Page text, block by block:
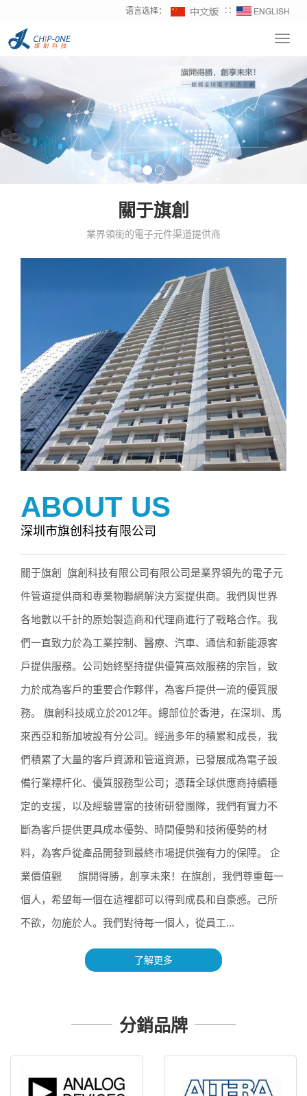
语言选择： ∷
關于旗創
業界領銜的電子元件渠道提供商
ABOUT US
深圳市旗创科技有限公司
關于旗創 旗創科技有限公司有限公司是業界領先的電子元
件管道提供商和專業物聯網解決方案提供商。我們與世界
各地數以千計的原始製造商和代理商進行了戰略合作。我
們一直致力於為工業控制、醫療、汽車、通信和新能源客
戶提供服務。公司始終堅持提供優質高效服務的宗旨，致
力於成為客戶的重要合作夥伴，為客戶提供一流的優質服
務。 旗創科技成立於2012年。總部位於香港，在深圳、馬
來西亞和新加坡設有分公司。經過多年的積累和成長，我
們積累了大量的客戶資源和管道資源，已發展成為電子設
備行業標杆化、優質服務型公司；憑藉全球供應商持續穩
定的支援，以及經驗豐富的技術研發團隊，我們有實力不
斷為客戶提供更具成本優勢、時間優勢和技術優勢的材
料，為客戶從產品開發到最終市場提供強有力的保障。 企
業價值觀 旗開得勝，創享未來！在旗創，我們尊重每一
個人，希望每一個在這裡都可以得到成長和自豪感。己所
不欲，勿施於人。我們對待每一個人，從員工...
了解更多
分銷品牌